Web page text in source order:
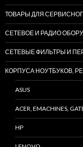
ТОВАРЫ ДЛЯ
СЕТЕВОЕ И РАДИО
СЕТЕВЫЕ ФИЛЬТРЫ И
КОРПУСА НОУТБУКОВ,
ASUS
ACER, EMACHINES,
HP